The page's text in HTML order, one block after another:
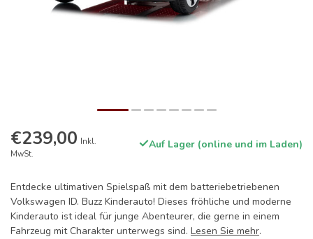
€239,00 Inkl.
MwSt.
Auf Lager (online und im Laden)
Entdecke ultimativen Spielspaß mit dem batteriebetriebenen
Volkswagen ID. Buzz Kinderauto! Dieses fröhliche und moderne
Kinderauto ist ideal für junge Abenteurer, die gerne in einem
Fahrzeug mit Charakter unterwegs sind. Lesen Sie mehr.